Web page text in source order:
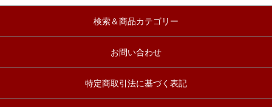
検索＆商品カテゴリー
お問い合わせ
特定商取引法に基づく表記